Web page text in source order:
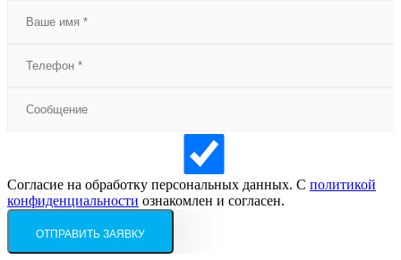
Согласие на обработку персональных данных. С политикой
конфиденциальности ознакомлен и согласен.